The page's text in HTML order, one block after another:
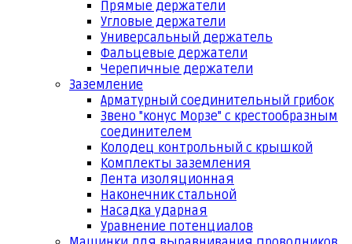
Прямые держатели
Угловые держатели
Универсальный держатель
Фальцевые держатели
Черепичные держатели
Заземление
Арматурный соединительный грибок
Звено "конус Морзе" с крестообразным
соединителем
Колодец контрольный с крышкой
Комплекты заземления
Лента изоляционная
Наконечник стальной
Насадка ударная
Уравнение потенциалов